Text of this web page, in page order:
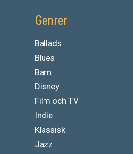
Genrer
Ballads
Blues
Barn
Disney
Film och TV
Indie
Klassisk
Jazz